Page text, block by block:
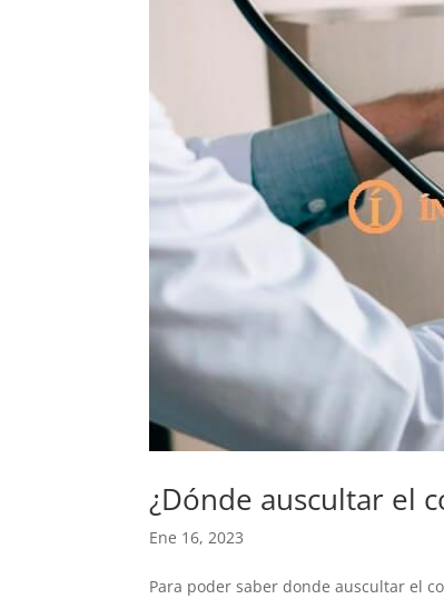
¿Dónde auscultar el
Ene 16, 2023
Para poder saber donde auscultar el